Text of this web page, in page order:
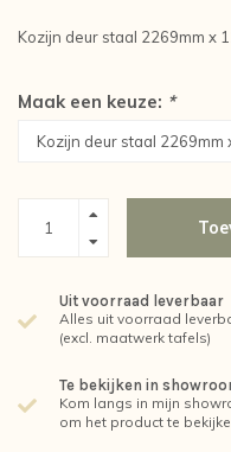
Kozijn deur staal 2269mm x
Maak een keuze: *
Uit voorraad leverbaar
Alles uit voorraad
(excl. maatwerk tafels)
Te bekijken in
Kom langs in mijn
om het product te